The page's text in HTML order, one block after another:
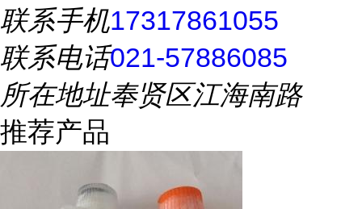
联系手机17317861055
联系电话021-57886085
所在地址奉贤区江海南路
推荐产品